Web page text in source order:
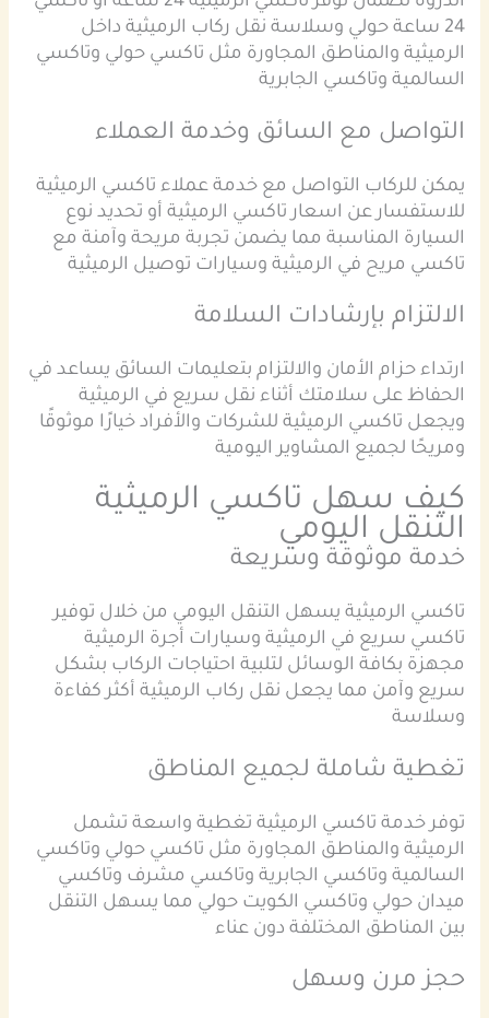
24 ساعة حولي وسلاسة نقل ركاب الرميثية داخل
الرميثية والمناطق المجاورة مثل تاكسي حولي وتاكسي
السالمية وتاكسي الجابرية
التواصل مع السائق وخدمة العملاء
يمكن للركاب التواصل مع خدمة عملاء تاكسي الرميثية
للاستفسار عن اسعار تاكسي الرميثية أو تحديد نوع
السيارة المناسبة مما يضمن تجربة مريحة وآمنة مع
تاكسي مريح في الرميثية وسيارات توصيل الرميثية
الالتزام بإرشادات السلامة
ارتداء حزام الأمان والالتزام بتعليمات السائق يساعد في
الحفاظ على سلامتك أثناء نقل سريع في الرميثية
ويجعل تاكسي الرميثية للشركات والأفراد خيارًا موثوقًا
ومريحًا لجميع المشاوير اليومية
كيف سهل تاكسي الرميثية
التنقل اليومي
خدمة موثوقة وسريعة
تاكسي الرميثية يسهل التنقل اليومي من خلال توفير
تاكسي سريع في الرميثية وسيارات أجرة الرميثية
مجهزة بكافة الوسائل لتلبية احتياجات الركاب بشكل
سريع وآمن مما يجعل نقل ركاب الرميثية أكثر كفاءة
وسلاسة
تغطية شاملة لجميع المناطق
توفر خدمة تاكسي الرميثية تغطية واسعة تشمل
الرميثية والمناطق المجاورة مثل تاكسي حولي وتاكسي
السالمية وتاكسي الجابرية وتاكسي مشرف وتاكسي
ميدان حولي وتاكسي الكويت حولي مما يسهل التنقل
بين المناطق المختلفة دون عناء
حجز مرن وسهل